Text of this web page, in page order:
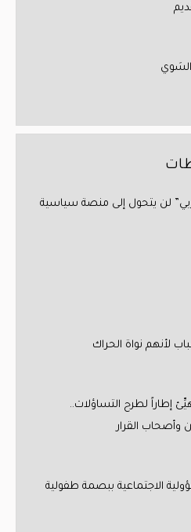
لن يتحول إلى منصة سياسية
لأنهم نواة الحراك
إطاراً لطرح التساؤلات..
وأصحاب القرار
الاجتماعية ببصمة طفولية